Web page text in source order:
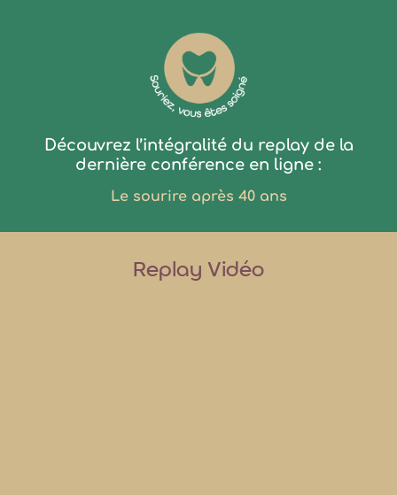
Découvrez l’intégralité du replay de la
dernière conférence en ligne :
Le sourire après 40 ans
Replay Vidéo